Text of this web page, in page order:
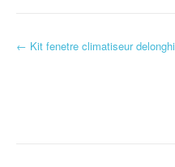
Navigation d'article
← Kit fenetre climatiseur delonghi